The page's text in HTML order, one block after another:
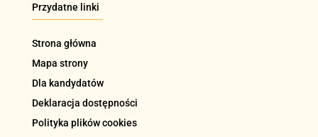
Przydatne linki
Strona główna
Mapa strony
Dla kandydatów
Deklaracja dostępności
Polityka plików cookies